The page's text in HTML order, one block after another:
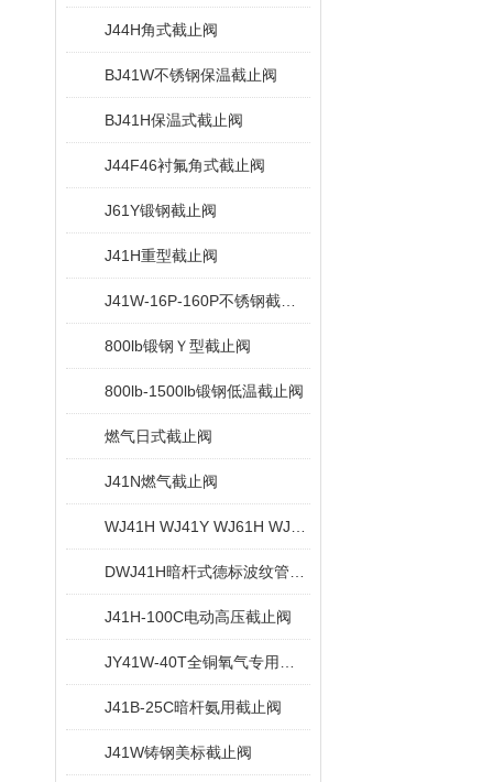
J44H角式截止阀
BJ41W不锈钢保温截止阀
BJ41H保温式截止阀
J44F46衬氟角式截止阀
J61Y锻钢截止阀
J41H重型截止阀
800lb锻钢Ｙ型截止阀
800lb-1500lb锻钢低温截止阀
燃气日式截止阀
J41N燃气截止阀
J41H-100C电动高压截止阀
J41B-25C暗杆氨用截止阀
J41W铸钢美标截止阀